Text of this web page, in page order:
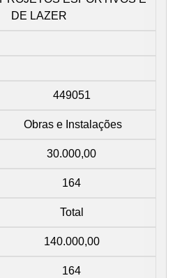
DE LAZER
449051
Obras e Instalações
30.000,00
164
Total
140.000,00
164